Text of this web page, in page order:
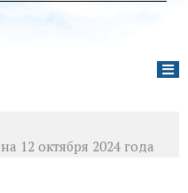
12 октября 2024 года